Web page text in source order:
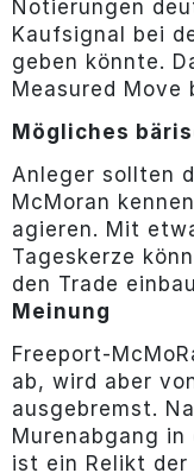
Notierungen
Kaufsignal bei
geben könnte.
Measured Move
Mögliches
Anleger sollten
McMoran
agieren. Mit
Tageskerze
den Trade
Meinung
Freeport-
ab, wird aber
ausgebremst.
Murenabgang in
ist ein Relikt der